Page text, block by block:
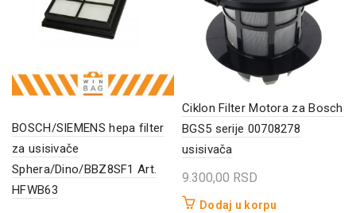
BOSCH/SIEMENS hepa filter
za usisivače
Sphera/Dino/BBZ8SF1 Art.
HFWB63
Ciklon Filter Motora za Bosch
BGS5 serije 00708278
usisivača
9.300,00 RSD
Dodaj u korpu